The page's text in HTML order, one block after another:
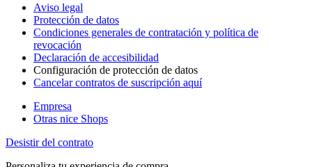
Aviso legal
Protección de datos
Condiciones generales de contratación y política de
revocación
Declaración de accesibilidad
Configuración de protección de datos
Cancelar contratos de suscripción aquí
Empresa
Otras nice Shops
Desistir del contrato